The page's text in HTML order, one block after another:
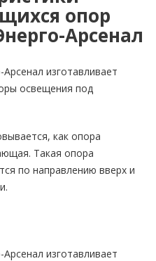
опор
Арсенал
изготавливает
освещения под
как опора
Такая опора
по направлению вверх и
изготавливает